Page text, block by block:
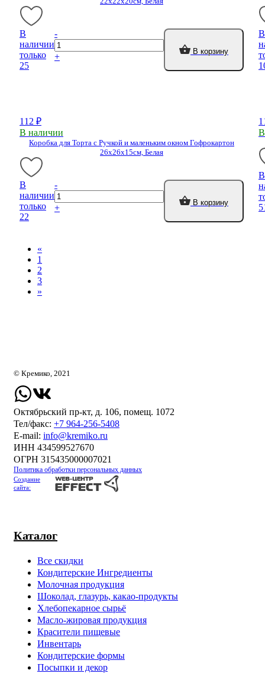
В
наличии
только
25
-
+
В корзину
В
112 ₽
В наличии
Коробка для Торта с Ручкой и маленьким окном Гофрокартон
26х26х15см, Белая
В
наличии
только
22
-
+
В корзину
В
«
1
2
3
»
Каталог
Все скидки
Кондитерские Ингредиенты
Молочная продукция
Шоколад, глазурь, какао-продукты
Хлебопекарное сырьё
Масло-жировая продукция
Красители пищевые
Инвентарь
Кондитерские формы
Посыпки и декор
© Кремико, 2021
Октябрьский пр-кт, д. 106, помещ. 1072
Тел/факс: +7 964-256-5408
Е-mail: info@kremiko.ru
ИНН 434599527670
ОГРН 315435000007021
Политика обработки персональных данных
Создание
сайта: